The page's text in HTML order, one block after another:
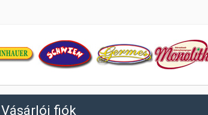
Vásárlói fiók